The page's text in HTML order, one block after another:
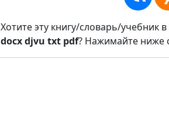
Хотите эту книгу/словарь/учебник
docxdjvu txt pdf? Нажимайте ниже